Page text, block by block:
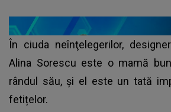
În ciuda neînţelegerilor,
Alina Sorescu este o mamă
rândul său, și el este un tată
fetițelor.